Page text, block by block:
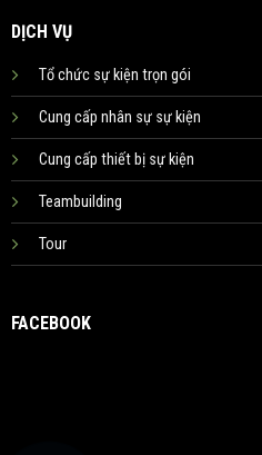
DỊCH VỤ
Tổ chức sự kiện trọn gói
Cung cấp nhân sự sự kiện
Cung cấp thiết bị sự kiện
Teambuilding
Tour
FACEBOOK